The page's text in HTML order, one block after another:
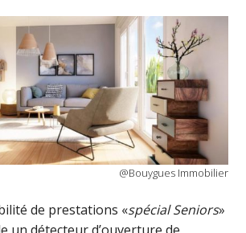
@Bouygues Immobilier
de prestations «spécial Seniors»